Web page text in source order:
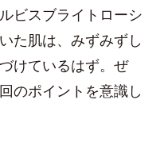
ビスブライトローシ
た肌は、みずみずし
けているはず。ぜ
のポイントを意識し